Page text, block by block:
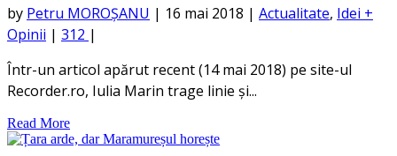
by Petru MOROȘANU | 16 mai 2018 | Actualitate, Idei +
Opinii | 312 |
Într-un articol apărut recent (14 mai 2018) pe site-ul
Recorder.ro, Iulia Marin trage linie și...
Read More